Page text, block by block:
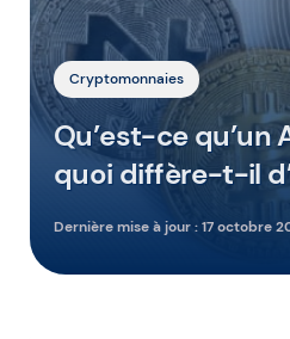
Cryptomonnaies
Qu’est-ce qu’un
quoi diffère-t-il
Dernière mise à jour :17 octobre